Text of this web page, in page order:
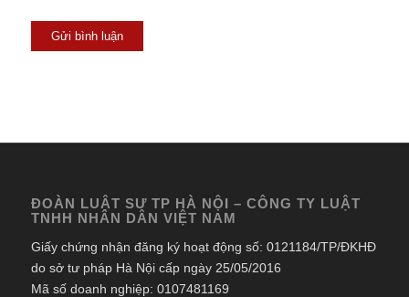
ĐOÀN LUẬT SƯ TP HÀ NỘI – CÔNG TY LUẬT
TNHH NHÂN DÂN VIỆT NAM
Giấy chứng nhận đăng ký hoạt động số: 0121184/TP/ĐKHĐ
do sở tư pháp Hà Nội cấp ngày 25/05/2016
Mã số doanh nghiệp: 0107481169